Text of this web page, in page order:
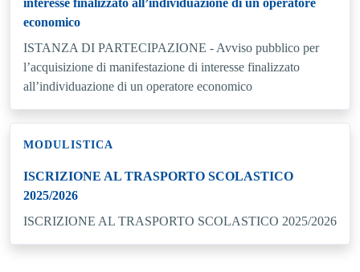
economico
ISTANZA DI PARTECIPAZIONE - Avviso pubblico per
l’acquisizione di manifestazione di interesse finalizzato
all’individuazione di un operatore economico
MODULISTICA
ISCRIZIONE AL TRASPORTO SCOLASTICO
2025/2026
ISCRIZIONE AL TRASPORTO SCOLASTICO 2025/2026